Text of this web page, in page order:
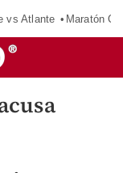
vs Atlante Maratón